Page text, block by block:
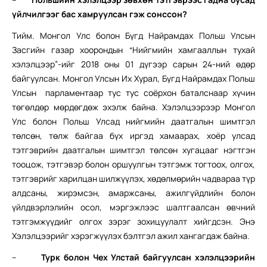
үйлчилгээг бас хамруулсан гэж сонссон?
Тийм. Монгол Улс болон Бүгд Найрамдах Польш Улсын
Засгийн газар хоорондын “Нийгмийн хамгааллын тухай
хэлэлцээр”-ийг 2018 оны 01 дүгээр сарын 24-ний өдөр
байгуулсан. Монгол Улсын Их Хурал, Бүгд Найрамдах Польш
Улсын парламентаар тус тус соёрхон баталснаар хүчин
төгөлдөр мөрдөгдөж эхэлж байна. Хэлэлцээрээр Монгол
Улс болон Польш Улсад нийгмийн даатгалын шимтгэл
төлсөн, төлж байгаа бүх иргэд хамаарах, хоёр улсад
тэтгэврийн даатгалын шимтгэл төлсөн хугацааг нэгтгэн
тооцож, тэтгэвэр болон оршуулгын тэтгэмж тогтоох, олгох,
тэтгэврийг харилцан шилжүүлэх, хөдөлмөрийн чадвараа түр
алдсаны, жирэмсэн, амаржсаны, ажилгүйдлийн болон
үйлдвэрлэлийн осол, мэргэжлээс шалтгаалсан өвчний
тэтгэмжүүдийг олгох зэрэг зохицуулалт хийгдсэн. Энэ
Хэлэлцээрийг хэрэгжүүлэх бэлтгэл ажил хангагдаж байна.
– Турк болон Чех Улстай байгуулсан хэлэлцээрийн